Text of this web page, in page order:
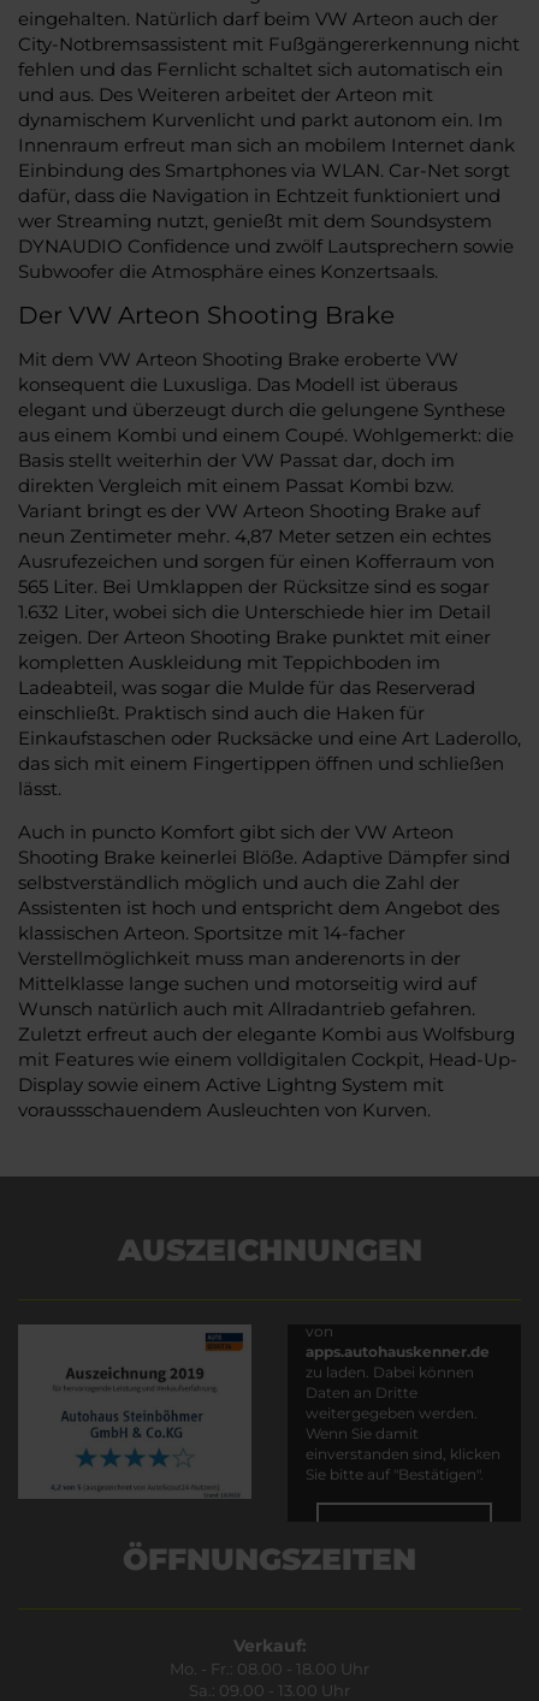
eingehalten. Natürlich darf beim VW Arteon auch der
City-Notbremsassistent mit Fußgängererkennung nicht
fehlen und das Fernlicht schaltet sich automatisch ein
und aus. Des Weiteren arbeitet der Arteon mit
dynamischem Kurvenlicht und parkt autonom ein. Im
Innenraum erfreut man sich an mobilem Internet dank
Einbindung des Smartphones via WLAN. Car-Net sorgt
dafür, dass die Navigation in Echtzeit funktioniert und
wer Streaming nutzt, genießt mit dem Soundsystem
DYNAUDIO Confidence und zwölf Lautsprechern sowie
Subwoofer die Atmosphäre eines Konzertsaals.
Der VW Arteon Shooting Brake
Mit dem VW Arteon Shooting Brake eroberte VW
konsequent die Luxusliga. Das Modell ist überaus
elegant und überzeugt durch die gelungene Synthese
aus einem Kombi und einem Coupé. Wohlgemerkt: die
Basis stellt weiterhin der VW Passat dar, doch im
direkten Vergleich mit einem Passat Kombi bzw.
Variant bringt es der VW Arteon Shooting Brake auf
neun Zentimeter mehr. 4,87 Meter setzen ein echtes
Ausrufezeichen und sorgen für einen Kofferraum von
565 Liter. Bei Umklappen der Rücksitze sind es sogar
1.632 Liter, wobei sich die Unterschiede hier im Detail
zeigen. Der Arteon Shooting Brake punktet mit einer
kompletten Auskleidung mit Teppichboden im
Ladeabteil, was sogar die Mulde für das Reserverad
einschließt. Praktisch sind auch die Haken für
Einkaufstaschen oder Rucksäcke und eine Art Laderollo,
das sich mit einem Fingertippen öffnen und schließen
lässt.
Auch in puncto Komfort gibt sich der VW Arteon
Shooting Brake keinerlei Blöße. Adaptive Dämpfer sind
selbstverständlich möglich und auch die Zahl der
Assistenten ist hoch und entspricht dem Angebot des
klassischen Arteon. Sportsitze mit 14-facher
Verstellmöglichkeit muss man anderenorts in der
Mittelklasse lange suchen und motorseitig wird auf
Wunsch natürlich auch mit Allradantrieb gefahren.
Zuletzt erfreut auch der elegante Kombi aus Wolfsburg
mit Features wie einem volldigitalen Cockpit, Head-Up-
Display sowie einem Active Lightng System mit
voraussschauendem Ausleuchten von Kurven.
AUSZEICHNUNGEN
von
apps.autohauskenner.de
zu laden. Dabei können
Daten an Dritte
weitergegeben werden.
Wenn Sie damit
einverstanden sind, klicken
Sie bitte auf "Bestätigen".
ÖFFNUNGSZEITEN
Verkauf:
Mo. - Fr.: 08.00 - 18.00 Uhr
Sa.: 09.00 - 13.00 Uhr